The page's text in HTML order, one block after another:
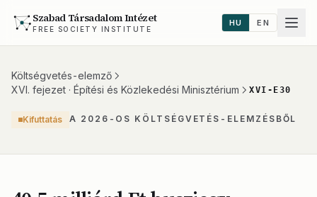
Szabad Társadalom Intézet
FREE SOCIETY INSTITUTE
HU EN
Költségvetés-elemző
XVI. fejezet · Építési és Közlekedési Minisztérium
XVI-E30
Kifuttatás A 2026-OS KÖLTSÉGVETÉS-ELEMZÉSBŐL